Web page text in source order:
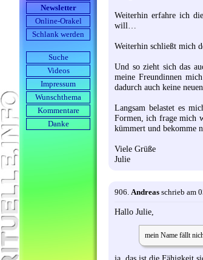
Newsletter
Online-Orakel
Schlank werden
Suche
Videos
Impressum
Wunschthema
Kommentare
Danke
Weiterhin erfahre ich
will…
Weiterhin schließt mich
Und so zieht sich das
meine Freundinnen
dadurch auch keine
Langsam belastet es
Formen, ich frage mich
kümmert und bekomme
Viele Grüße
Julie
906. Andreas schrieb am
Hallo Julie,
mein Name fällt